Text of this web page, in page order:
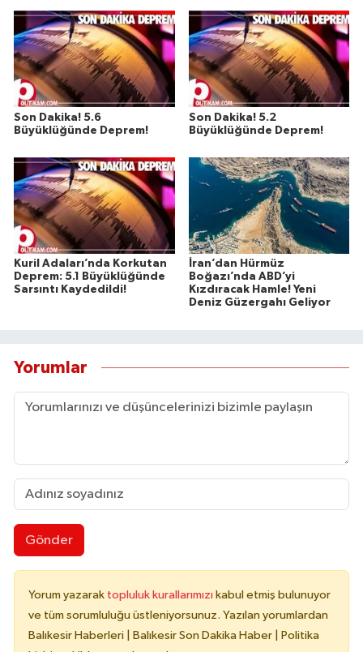
Son Dakika! 5.6
Büyüklüğünde Deprem!
Son Dakika! 5.2
Büyüklüğünde Deprem!
Kuril Adaları’nda Korkutan
Deprem: 5.1 Büyüklüğünde
Sarsıntı Kaydedildi!
İran’dan Hürmüz
Boğazı’nda ABD’yi
Kızdıracak Hamle! Yeni
Deniz Güzergahı Geliyor
Yorumlar
Gönder
Yorum yazarak topluluk kurallarımızı kabul etmiş bulunuyor
ve tüm sorumluluğu üstleniyorsunuz. Yazılan yorumlardan
Balıkesir Haberleri | Balıkesir Son Dakika Haber | Politika